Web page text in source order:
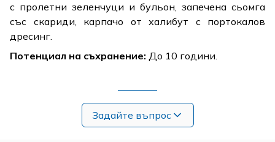
с пролетни зеленчуци и бульон, запечена сьомга
със скариди, карпачо от халибут с портокалов
дресинг.
Потенциал на съхранение: До 10 години.
Задайте въпрос